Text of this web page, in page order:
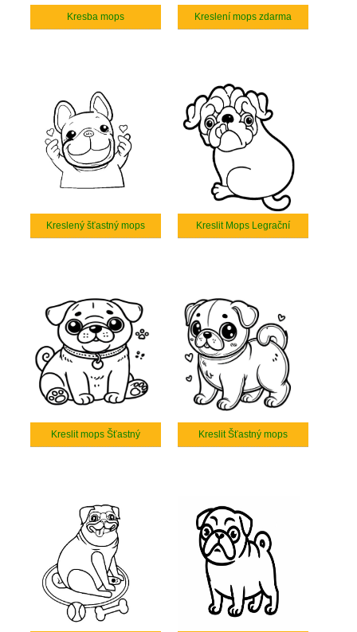
Kresba mops Kreslení mops zdarma
Kreslený šťastný mops Kreslit Mops Legrační
Kreslit mops Šťastný Kreslit Šťastný mops